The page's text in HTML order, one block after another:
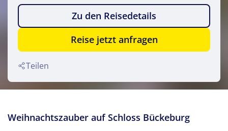
Zu den Reisedetails
Reise jetzt anfragen
Teilen
Weihnachtszauber auf Schloss Bückeburg